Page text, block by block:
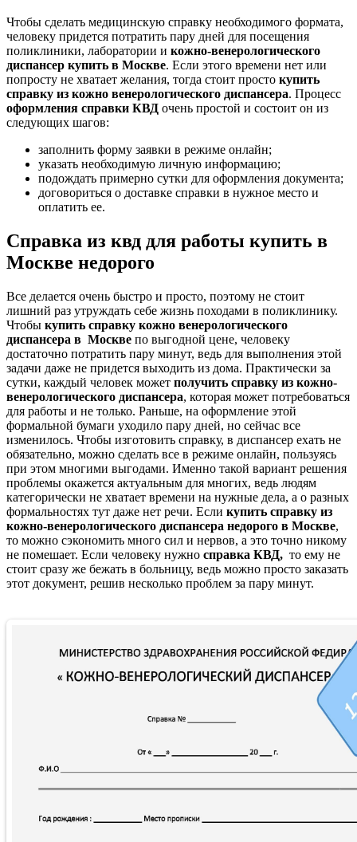
Чтобы сделать медицинскую справку необходимого формата,
человеку придется потратить пару дней для посещения
поликлиники, лаборатории и кожно-венерологического
диспансер купить в Москве. Если этого времени нет или
попросту не хватает желания, тогда стоит просто купить
справку из кожно венерологического диспансера. Процесс
оформления справки КВД очень простой и состоит он из
следующих шагов:
заполнить форму заявки в режиме онлайн;
указать необходимую личную информацию;
подождать примерно сутки для оформления документа;
договориться о доставке справки в нужное место и
оплатить ее.
Справка из квд для работы купить в
Москве недорого
Все делается очень быстро и просто, поэтому не стоит
лишний раз утруждать себе жизнь походами в поликлинику.
Чтобы купить справку кожно венерологического
диспансера в Москве по выгодной цене, человеку
достаточно потратить пару минут, ведь для выполнения этой
задачи даже не придется выходить из дома. Практически за
сутки, каждый человек может получить справку из кожно-
венерологического диспансера, которая может потребоваться
для работы и не только. Раньше, на оформление этой
формальной бумаги уходило пару дней, но сейчас все
изменилось. Чтобы изготовить справку, в диспансер ехать не
обязательно, можно сделать все в режиме онлайн, пользуясь
при этом многими выгодами. Именно такой вариант решения
проблемы окажется актуальным для многих, ведь людям
категорически не хватает времени на нужные дела, а о разных
формальностях тут даже нет речи. Если купить справку из
кожно-венерологического диспансера недорого в Москве,
то можно сэкономить много сил и нервов, а это точно никому
не помешает. Если человеку нужно справка КВД, то ему не
стоит сразу же бежать в больницу, ведь можно просто заказать
этот документ, решив несколько проблем за пару минут.